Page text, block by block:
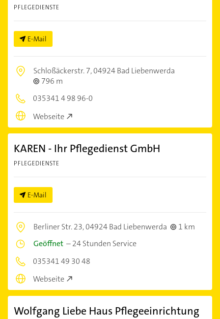
PFLEGEDIENSTE
E-Mail
Schloßäckerstr. 7,04924 Bad Liebenwerda
796 m
035341 4 98 96-0
Webseite
KAREN - Ihr Pflegedienst GmbH
PFLEGEDIENSTE
E-Mail
Berliner Str. 23,04924 Bad Liebenwerda
1 km
Geöffnet –24 Stunden Service
035341 49 30 48
Webseite
Wolfgang Liebe Haus Pflegeeinrichtung